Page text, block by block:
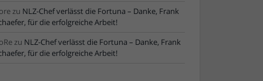
zu NLZ-Chef verlässt die Fortuna – Danke, Frank
für die erfolgreiche Arbeit!
zu NLZ-Chef verlässt die Fortuna – Danke, Frank
für die erfolgreiche Arbeit!